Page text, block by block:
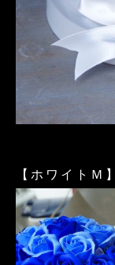
【ホワイトＭ】